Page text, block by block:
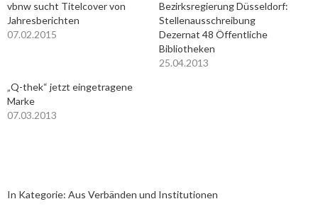
vbnw sucht Titelcover von
Jahresberichten
07.02.2015
Bezirksregierung Düsseldorf:
Stellenausschreibung
Dezernat 48 Öffentliche
Bibliotheken
25.04.2013
„Q-thek“ jetzt eingetragene
Marke
07.03.2013
In Kategorie: Aus Verbänden und Institutionen